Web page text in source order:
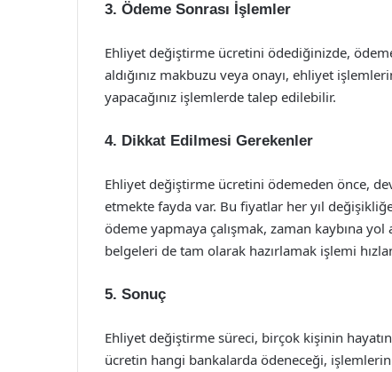
3. Ödeme Sonrası İşlemler
Ehliyet değiştirme ücretini ödediğinizde,
aldığınız makbuzu veya onayı, ehliyet
yapacağınız işlemlerde talep edilebilir.
4. Dikkat Edilmesi Gerekenler
Ehliyet değiştirme ücretini ödemeden önce,
etmekte fayda var. Bu fiyatlar her yıl
ödeme yapmaya çalışmak, zaman kaybına
belgeleri de tam olarak hazırlamak işlemi
5. Sonuç
Ehliyet değiştirme süreci, birçok kişinin
ücretin hangi bankalarda ödeneceği,